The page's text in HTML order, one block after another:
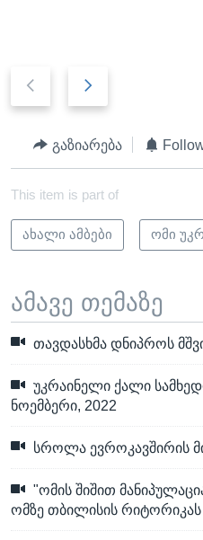
i
o
u
s
i
d
t
s
l
i
d
გაზიარება
This item is part of
ახალი ამბები ომი
ამავე თემაზე
თავდასხმა დნიპროს
უკრაინელი ქალი
ნოემბერი, 2022
სროლა ევროკავშირის
"ომის შიშით
ომზე თბილისის რიტორიკას